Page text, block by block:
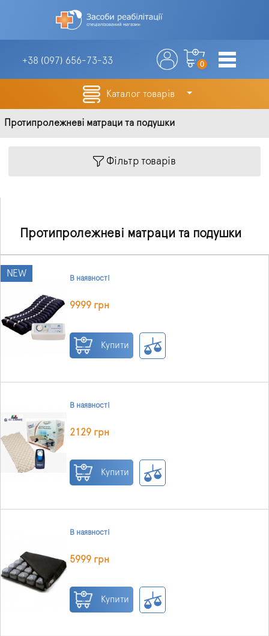
+38 (097) 656-73-33 0
Каталог товарів
Протипролежневі матраци та подушки
Фільтр товарів
Протипролежневі матраци та подушки
NEW В наявності
9999 грн
Купити
В наявності
2129 грн
Купити
В наявності
5999 грн
Купити